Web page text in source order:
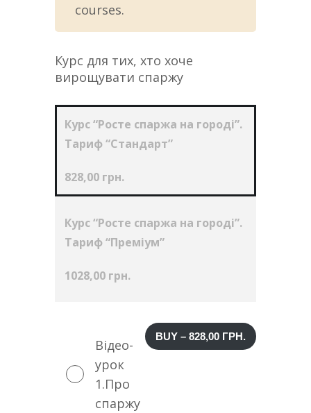
courses.
Курс для тих, хто хоче
вирощувати спаржу
Курс “Росте спаржа на городі”.
Тариф “Стандарт”
828,00 грн.
Курс “Росте спаржа на городі”.
Тариф “Преміум”
1028,00 грн.
BUY – 828,00 ГРН.
Відео-
урок
1.Про
спаржу